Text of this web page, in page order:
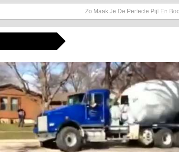
Zo Maak Je De Perfecte Pijl En